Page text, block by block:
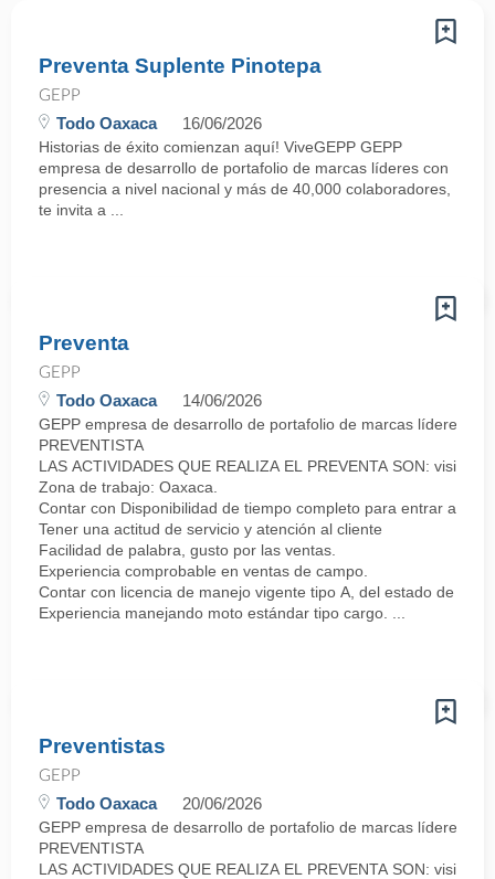
Preventa Suplente Pinotepa
GEPP
Todo Oaxaca 16/06/2026
Historias de éxito comienzan aquí! ViveGEPP GEPP
empresa de desarrollo de portafolio de marcas líderes con
presencia a nivel nacional y más de 40,000 colaboradores,
te invita a ...
Preventa
GEPP
Todo Oaxaca 14/06/2026
GEPP empresa de desarrollo de portafolio de marcas líderes
PREVENTISTA
LAS ACTIVIDADES QUE REALIZA EL PREVENTA SON:
Zona de trabajo: Oaxaca.
Contar con Disponibilidad de tiempo completo para entrar a
Tener una actitud de servicio y atención al cliente
Facilidad de palabra, gusto por las ventas.
Experiencia comprobable en ventas de campo.
Contar con licencia de manejo vigente tipo A, del estado de
Experiencia manejando moto estándar tipo cargo. ...
Preventistas
GEPP
Todo Oaxaca 20/06/2026
GEPP empresa de desarrollo de portafolio de marcas líderes
PREVENTISTA
LAS ACTIVIDADES QUE REALIZA EL PREVENTA SON: